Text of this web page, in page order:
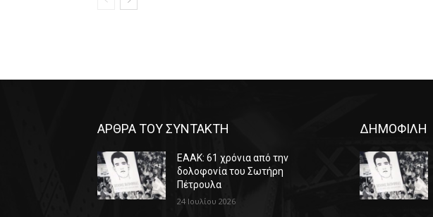
ΑΡΘΡΑ ΤΟΥ ΣΥΝΤΑΚΤΗ
ΕΑΑΚ: 61 χρόνια από την
δολοφονία του Σωτήρη
Πέτρουλα
24 Ιουλίου 2026
ΔΗΜΟΦΙΛΗ